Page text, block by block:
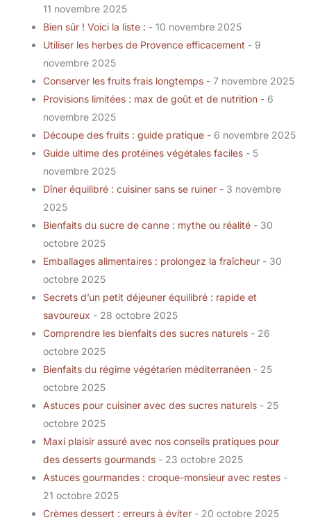
11 novembre 2025
Bien sûr ! Voici la liste : - 10 novembre 2025
Utiliser les herbes de Provence efficacement - 9
novembre 2025
Conserver les fruits frais longtemps - 7 novembre 2025
Provisions limitées : max de goût et de nutrition - 6
novembre 2025
Découpe des fruits : guide pratique - 6 novembre 2025
Guide ultime des protéines végétales faciles - 5
novembre 2025
Dîner équilibré : cuisiner sans se ruiner - 3 novembre
2025
Bienfaits du sucre de canne : mythe ou réalité - 30
octobre 2025
Emballages alimentaires : prolongez la fraîcheur - 30
octobre 2025
Secrets d’un petit déjeuner équilibré : rapide et
savoureux - 28 octobre 2025
Comprendre les bienfaits des sucres naturels - 26
octobre 2025
Bienfaits du régime végétarien méditerranéen - 25
octobre 2025
Astuces pour cuisiner avec des sucres naturels - 25
octobre 2025
Maxi plaisir assuré avec nos conseils pratiques pour
des desserts gourmands - 23 octobre 2025
Astuces gourmandes : croque-monsieur avec restes -
21 octobre 2025
Crèmes dessert : erreurs à éviter - 20 octobre 2025